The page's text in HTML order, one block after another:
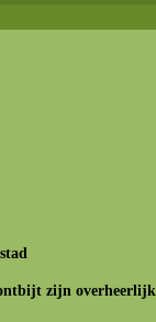
zijn overheerlijk